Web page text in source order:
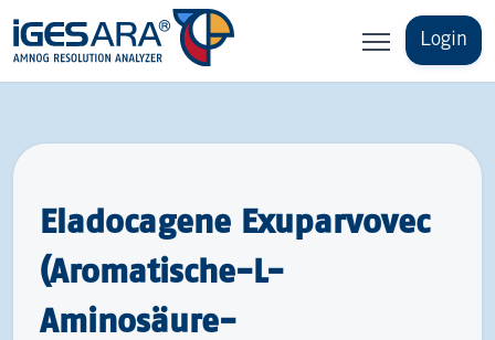
Login
Eladocagene Exuparvovec
(Aromatische-L-
Aminosäure-